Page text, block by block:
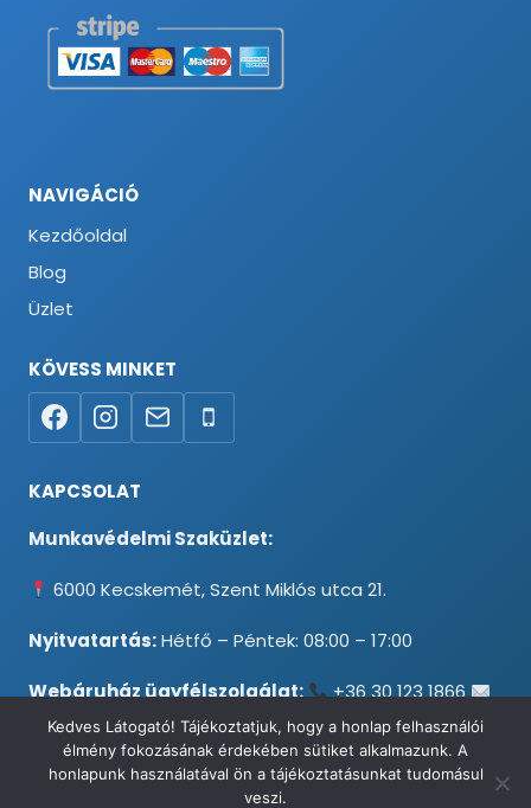
NAVIGÁCIÓ
Kezdőoldal
Blog
Üzlet
KÖVESS MINKET
KAPCSOLAT
Munkavédelmi Szaküzlet:
6000 Kecskemét, Szent Miklós utca 21.
Nyitvatartás:Hétfő – Péntek: 08:00 – 17:00
Webáruház ügyfélszolgálat:
+36 30 123 1866
info@testpancel.hu
Kedves Látogató! Tájékoztatjuk, hogy a honlap felhasználói
élmény fokozásának érdekében sütiket alkalmazunk. A
honlapunk használatával ön a tájékoztatásunkat tudomásul
veszi.